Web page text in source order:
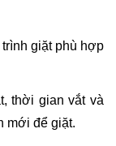
giặt phù hợp
thời gian vắt và
mới để giặt.